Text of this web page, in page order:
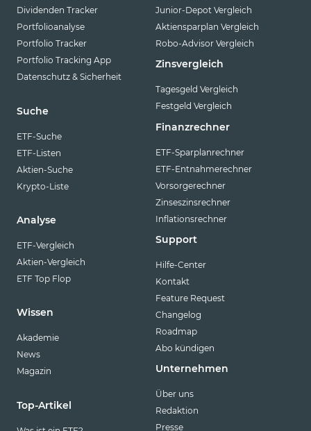
Dividenden Tracker
Portfolioanalyse
Portfolio Tracker
Portfolio Tracking App
Datenschutz & Sicherheit
Suche
ETF-Suche
ETF-Listen
Aktien-Suche
Krypto-Liste
Analyse
ETF-Vergleich
Aktien-Vergleich
ETF Top Flop
Wissen
Akademie
News
Magazin
Top-Artikel
Junior-Depot Vergleich
Aktiensparplan Vergleich
Robo-Advisor Vergleich
Zinsvergleich
Tagesgeld Vergleich
Festgeld Vergleich
Finanzrechner
ETF-Sparplanrechner
ETF-Entnahmerechner
Vorsorgerechner
Zinseszinsrechner
Inflationsrechner
Support
Hilfe-Center
Kontakt
Feature Request
Changelog
Roadmap
Abo kündigen
Unternehmen
Über uns
Redaktion
Presse